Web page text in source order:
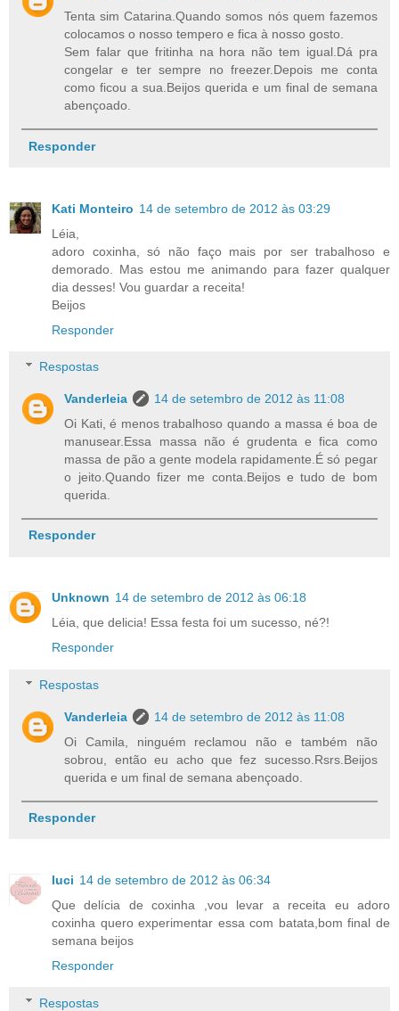
Tenta sim Catarina.Quando somos nós quem fazemos
colocamos o nosso tempero e fica à nosso gosto.
Sem falar que fritinha na hora não tem igual.Dá pra
congelar e ter sempre no freezer.Depois me conta
como ficou a sua.Beijos querida e um final de semana
abençoado.
Responder
Kati Monteiro 14 de setembro de 2012 às 03:29
Léia,
adoro coxinha, só não faço mais por ser trabalhoso e
demorado. Mas estou me animando para fazer qualquer
dia desses! Vou guardar a receita!
Beijos
Responder
Respostas
Vanderleia
14 de setembro de 2012 às 11:08
Oi Kati, é menos trabalhoso quando a massa é boa de
manusear.Essa massa não é grudenta e fica como
massa de pão a gente modela rapidamente.É só pegar
o jeito.Quando fizer me conta.Beijos e tudo de bom
querida.
Responder
Unknown 14 de setembro de 2012 às 06:18
Léia, que delicia! Essa festa foi um sucesso, né?!
Responder
Respostas
Vanderleia
14 de setembro de 2012 às 11:08
Oi Camila, ninguém reclamou não e também não
sobrou, então eu acho que fez sucesso.Rsrs.Beijos
querida e um final de semana abençoado.
Responder
luci 14 de setembro de 2012 às 06:34
Que delícia de coxinha ,vou levar a receita eu adoro
coxinha quero experimentar essa com batata,bom final de
semana beijos
Responder
Respostas